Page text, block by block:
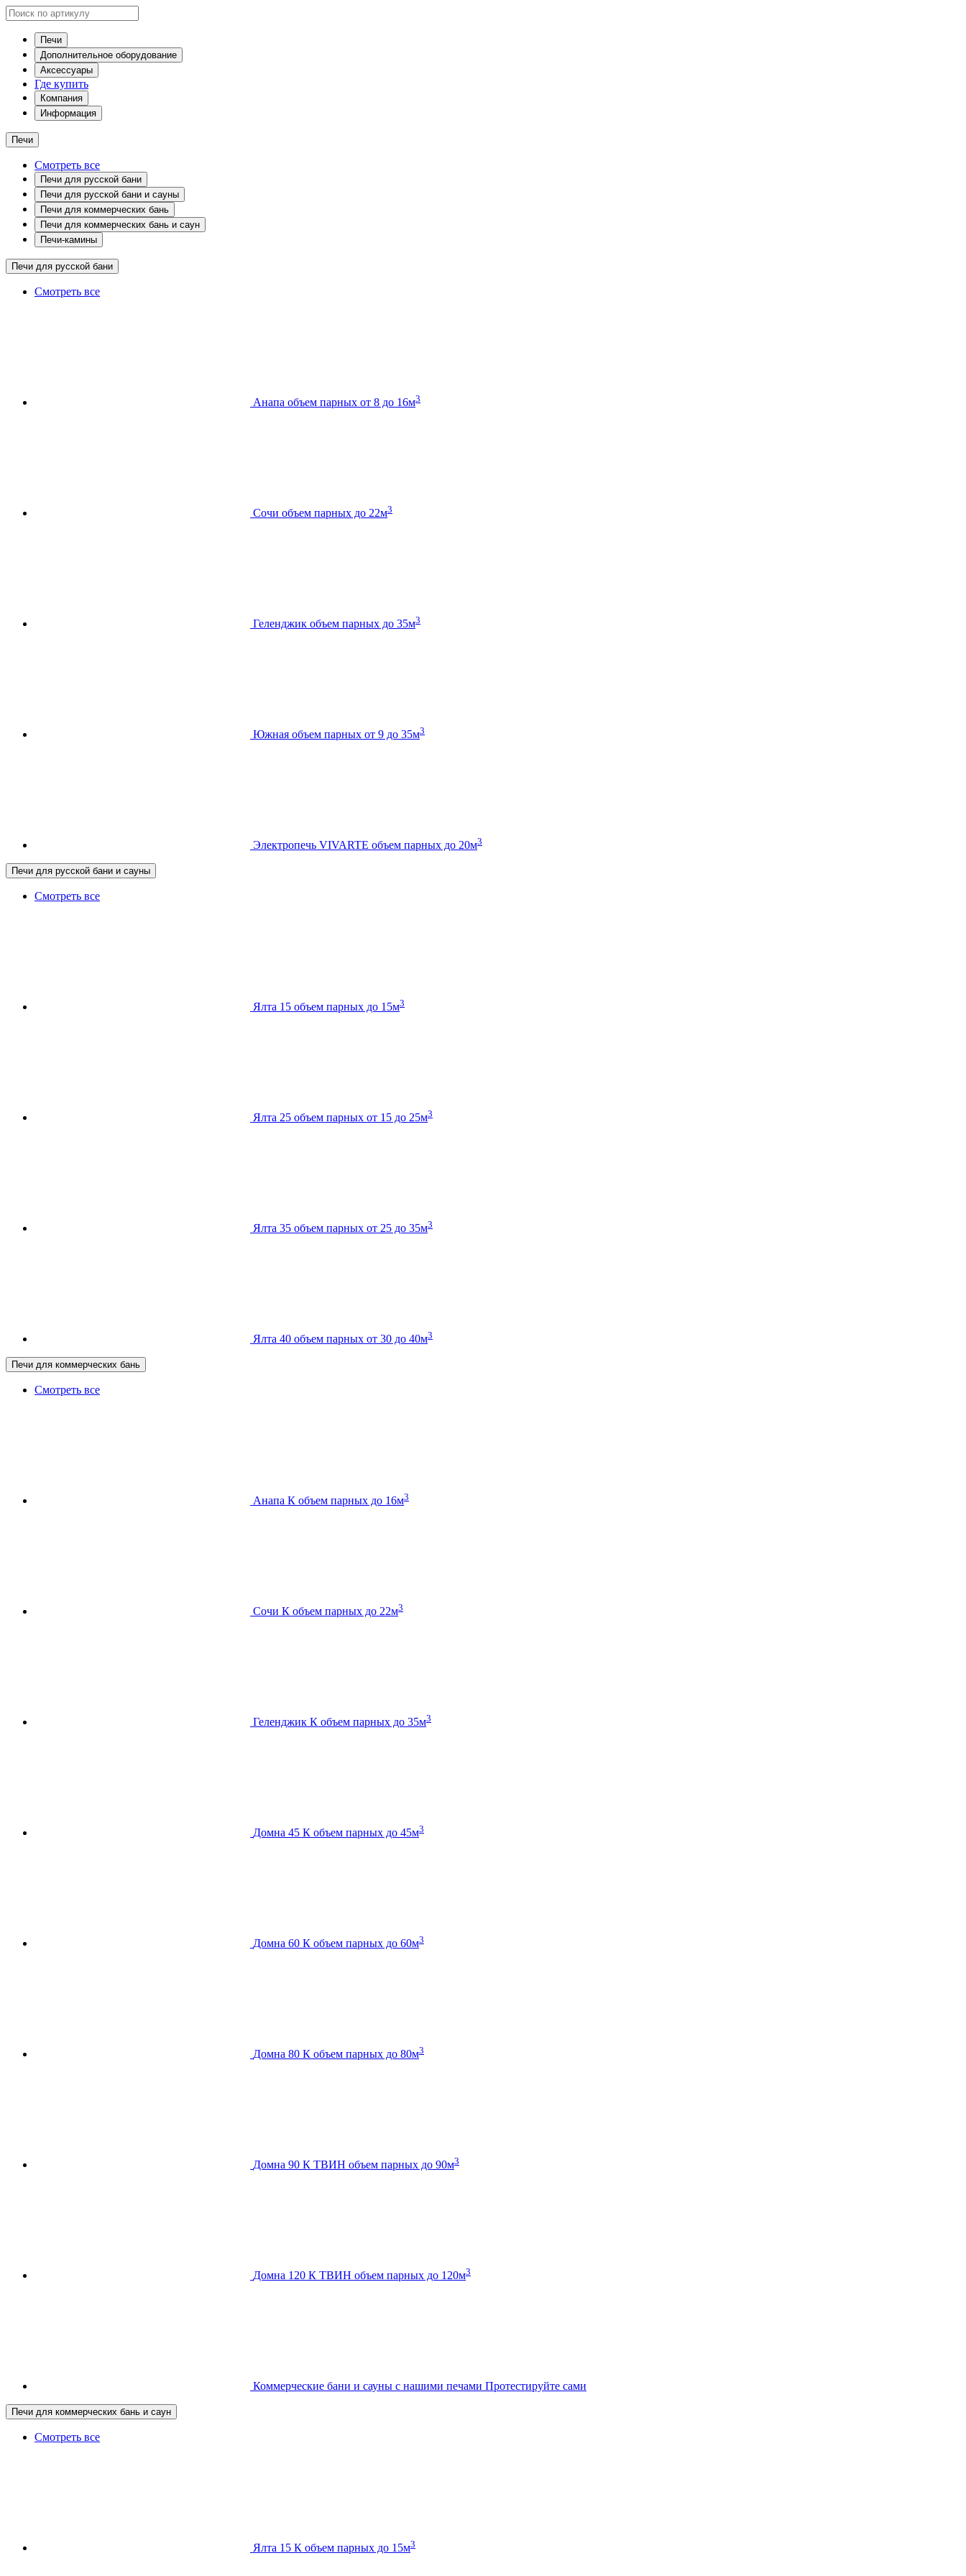
Печи
Дополнительное оборудование
Аксессуары
Где купить
Компания
Информация
Печи
Смотреть все
Печи для русской бани
Печи для русской бани и сауны
Печи для коммерческих бань
Печи для коммерческих бань и саун
Печи-камины
Печи для русской бани
Смотреть все
Анапа объем парных от 8 до 16м3
Сочи объем парных до 22м3
Геленджик объем парных до 35м3
Южная объем парных от 9 до 35м3
Электропечь VIVARTE объем парных до 20м3
Печи для русской бани и сауны
Смотреть все
Ялта 15 объем парных до 15м3
Ялта 25 объем парных от 15 до 25м3
Ялта 35 объем парных от 25 до 35м3
Ялта 40 объем парных от 30 до 40м3
Печи для коммерческих бань
Смотреть все
Анапа К объем парных до 16м3
Сочи К объем парных до 22м3
Геленджик К объем парных до 35м3
Домна 45 К объем парных до 45м3
Домна 60 К объем парных до 60м3
Домна 80 К объем парных до 80м3
Домна 90 К ТВИН объем парных до 90м3
Домна 120 К ТВИН объем парных до 120м3
Коммерческие бани и сауны с нашими печами Протестируйте сами
Печи для коммерческих бань и саун
Смотреть все
Ялта 15 К объем парных до 15м3